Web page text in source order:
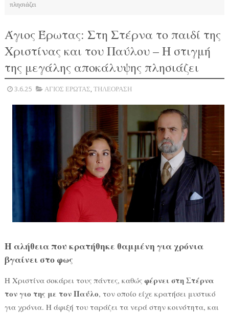
πλησιάζει
Άγιος Έρωτας: Στη Στέρνα το παιδί της
Χριστίνας και του Παύλου – H στιγμή
της μεγάλης αποκάλυψης πλησιάζει
3.6.25 ΑΓΙΟΣ ΕΡΩΤΑΣ, ΤΗΛΕΟΡΑΣΗ
Η αλήθεια που κρατήθηκε θαμμένη για χρόνια
βγαίνει στο φως
Η Χριστίνα σοκάρει τους πάντες, καθώς φέρνει στη Στέρνα
τον γιο της με τον Παύλο, τον οποίο είχε κρατήσει μυστικό
για χρόνια. Η άφιξή του ταράζει τα νερά στην κοινότητα, και